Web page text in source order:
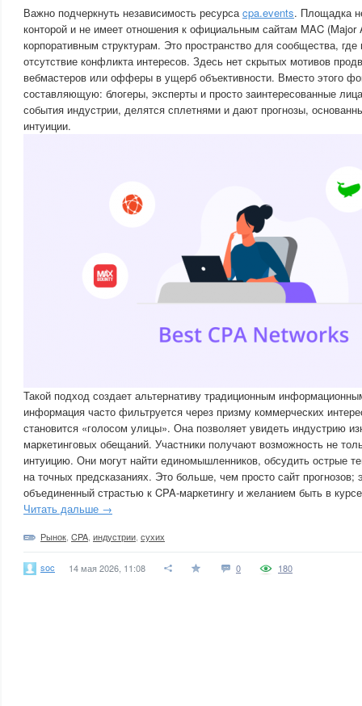
Важно подчеркнуть независимость ресурсаcpa.events. Площадка
конторой и не имеет отношения к официальным сайтам MAC (Major
корпоративным структурам. Это пространство для сообщества, где
отсутствие конфликта интересов. Здесь нет скрытых мотивов
вебмастеров или офферы в ущерб объективности. Вместо этого
составляющую: блогеры, эксперты и просто заинтересованные
события индустрии, делятся сплетнями и дают прогнозы,
интуиции.
Такой подход создает альтернативу традиционным
информация часто фильтруется через призму коммерческих
становится «голосом улицы». Она позволяет увидеть индустрию
маркетинговых обещаний. Участники получают возможность не
интуицию. Они могут найти единомышленников, обсудить острые
на точных предсказаниях. Это больше, чем просто сайт прогнозов;
объединенный страстью к CPA-маркетингу и желанием быть в
Читать дальше →
Рынок CPA индустрии сухих
soc 14 мая 2026, 11:08 0 180